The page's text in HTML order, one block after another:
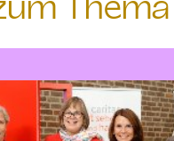
Thema